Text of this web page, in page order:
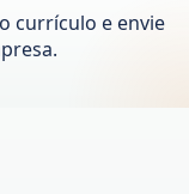
currículo e envie